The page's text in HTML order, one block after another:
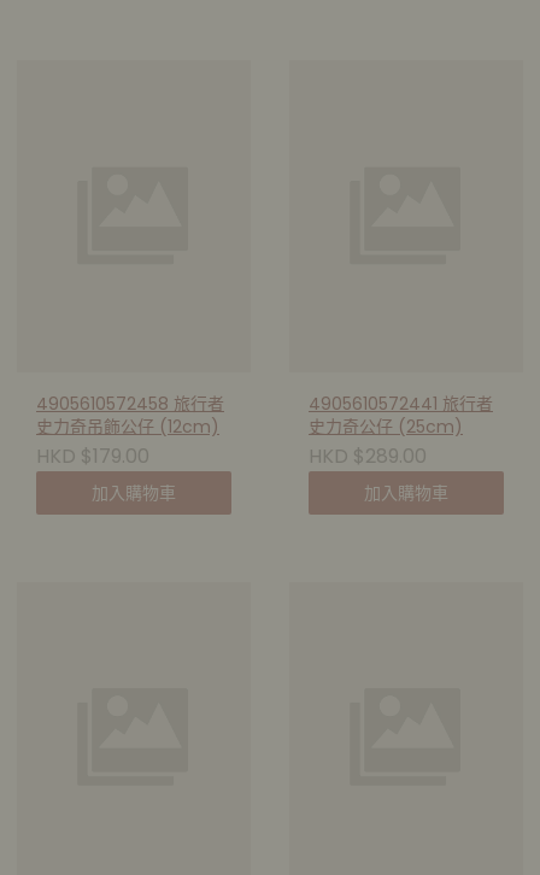
4905610572458 旅行者
史力奇吊飾公仔 (12cm)
HKD $179.00
加入購物車
4905610572441 旅行者
史力奇公仔 (25cm)
HKD $289.00
加入購物車